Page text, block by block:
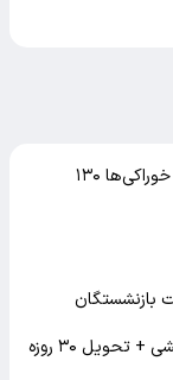
سفره کارگران دیگر جایی برای گرانی ندارد / تورم خوراکی‌ها ۱۳۰
بازنشستگان
۳۰ روزه